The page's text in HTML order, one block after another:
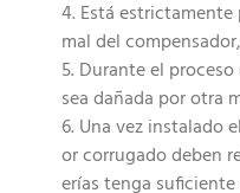
4. Está
mal del
5. Durante el
sea dañada por otra
6. Una vez instalado
or corrugado deben
erías tenga